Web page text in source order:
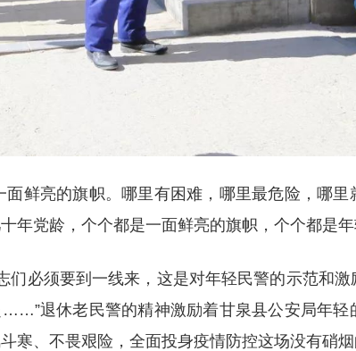
亮的旗帜。哪里有困难，哪里最危险，哪里
年党龄，个个都是一面鲜亮的旗帜，个个都是年
必须要到一线来，这是对年轻民警的示范和激
退休老民警的精神激励着甘泉县公安局年轻
寒、不畏艰险，全面投身疫情防控这场没有硝烟